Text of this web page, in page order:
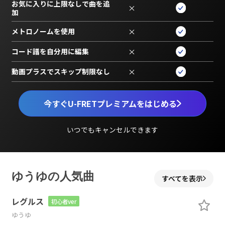
今すぐU-FRETプレミアムをはじめる
いつでもキャンセルできます
お気に入りに上限なしで曲を追
加
×
メトロノームを使用 ×
コード譜を自分用に編集 ×
動画プラスでスキップ制限なし ×
ゆうゆの人気曲 すべてを表示
レグルス 初心者ver
ゆうゆ